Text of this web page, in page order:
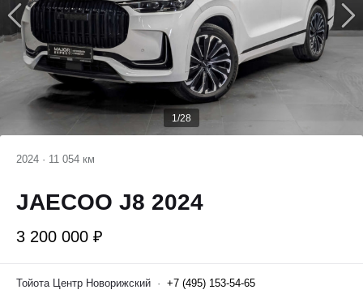
1/28
2024 · 11 054 км
JAECOO J8 2024
3 200 000 ₽
Тойота Центр Новорижский · +7 (495) 153-54-65